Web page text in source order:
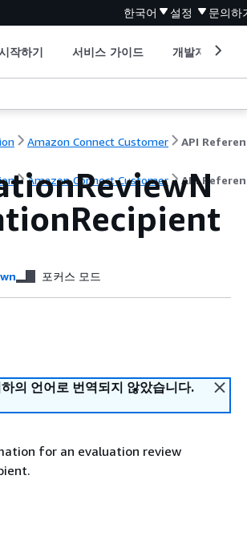
한국어 설정 문의하
작하기 서비스 가이드 개발자 도구
Amazon Connect Customer API
Amazon Connect Customer API
포커스 모드
의 언어로 번역되지 않았습니다.
for an evaluation review